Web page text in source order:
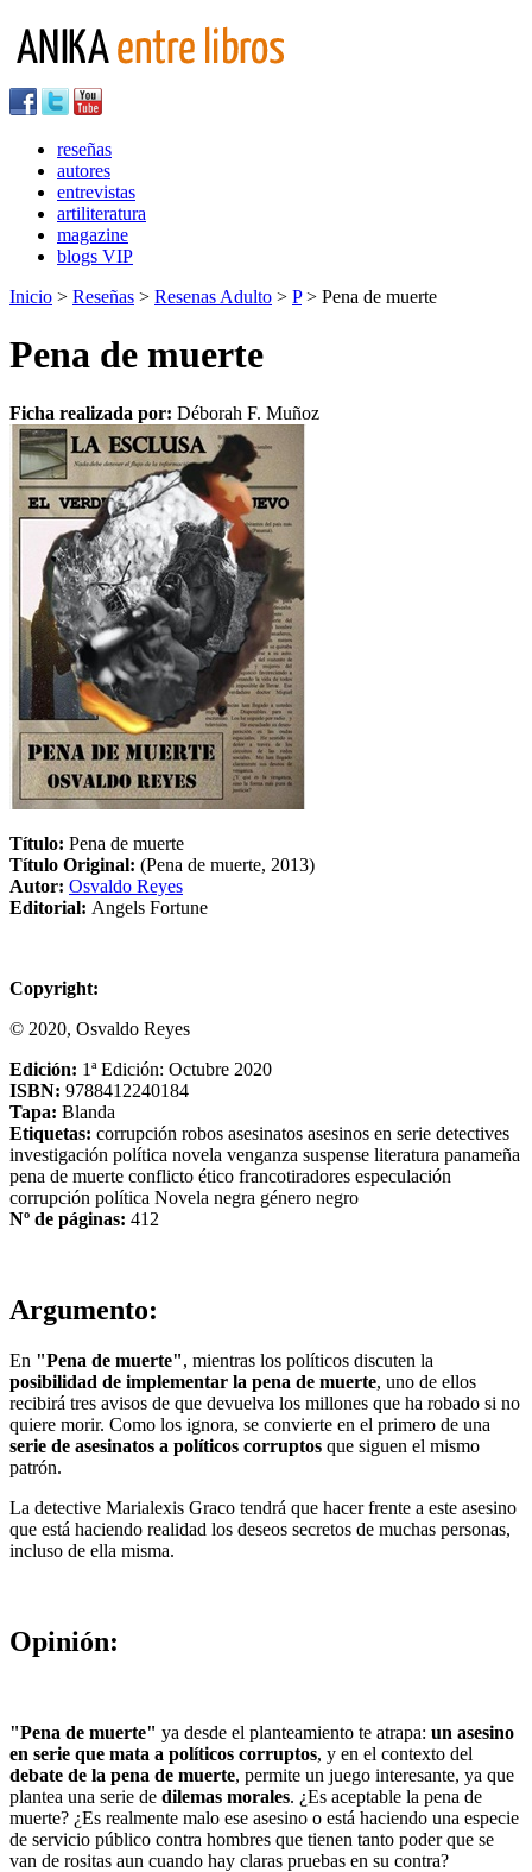
reseñas
autores
entrevistas
artiliteratura
magazine
blogs VIP
Inicio > Reseñas > Resenas Adulto > P> Pena de muerte
Pena de muerte
Ficha realizada por: Déborah F. Muñoz
Título: Pena de muerte
Título Original: (Pena de muerte, 2013)
Autor: Osvaldo Reyes
Editorial: Angels Fortune
Copyright:
© 2020, Osvaldo Reyes
Edición: 1ª Edición: Octubre 2020
ISBN: 9788412240184
Tapa: Blanda
Etiquetas: corrupción robos asesinatos asesinos en serie detectives
investigación política novela venganza suspense literatura panameña
pena de muerte conflicto ético francotiradores especulación
corrupción política Novela negra género negro
Nº de páginas: 412
Argumento:
En "Pena de muerte", mientras los políticos discuten la
posibilidad de implementar la pena de muerte, uno de ellos
recibirá tres avisos de que devuelva los millones que ha robado si no
quiere morir. Como los ignora, se convierte en el primero de una
serie de asesinatos a políticos corruptos que siguen el mismo
patrón.
La detective Marialexis Graco tendrá que hacer frente a este asesino
que está haciendo realidad los deseos secretos de muchas personas,
incluso de ella misma.
Opinión:
"Pena de muerte" ya desde el planteamiento te atrapa: un asesino
en serie que mata a políticos corruptos, y en el contexto del
debate de la pena de muerte, permite un juego interesante, ya que
plantea una serie de dilemas morales. ¿Es aceptable la pena de
muerte? ¿Es realmente malo ese asesino o está haciendo una especie
de servicio público contra hombres que tienen tanto poder que se
van de rositas aun cuando hay claras pruebas en su contra?